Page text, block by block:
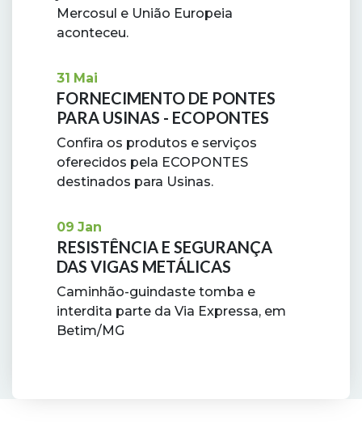
Mercosul e União Europeia
aconteceu.
31 Mai
FORNECIMENTO DE PONTES
PARA USINAS - ECOPONTES
Confira os produtos e serviços
oferecidos pela ECOPONTES
destinados para Usinas.
09 Jan
RESISTÊNCIA E SEGURANÇA
DAS VIGAS METÁLICAS
Caminhão-guindaste tomba e
interdita parte da Via Expressa, em
Betim/MG